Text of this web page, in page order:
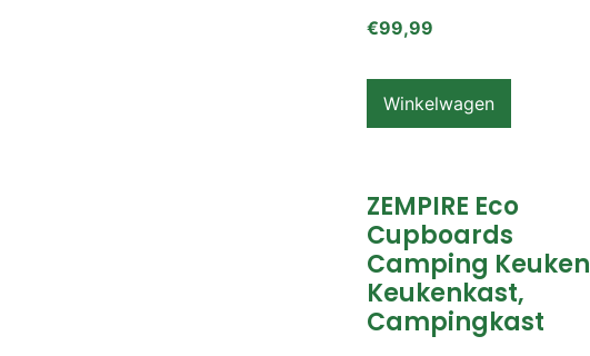
€99,99
Winkelwagen
ZEMPIRE Eco
Cupboards
Camping
Keukenkast,
Campingkast